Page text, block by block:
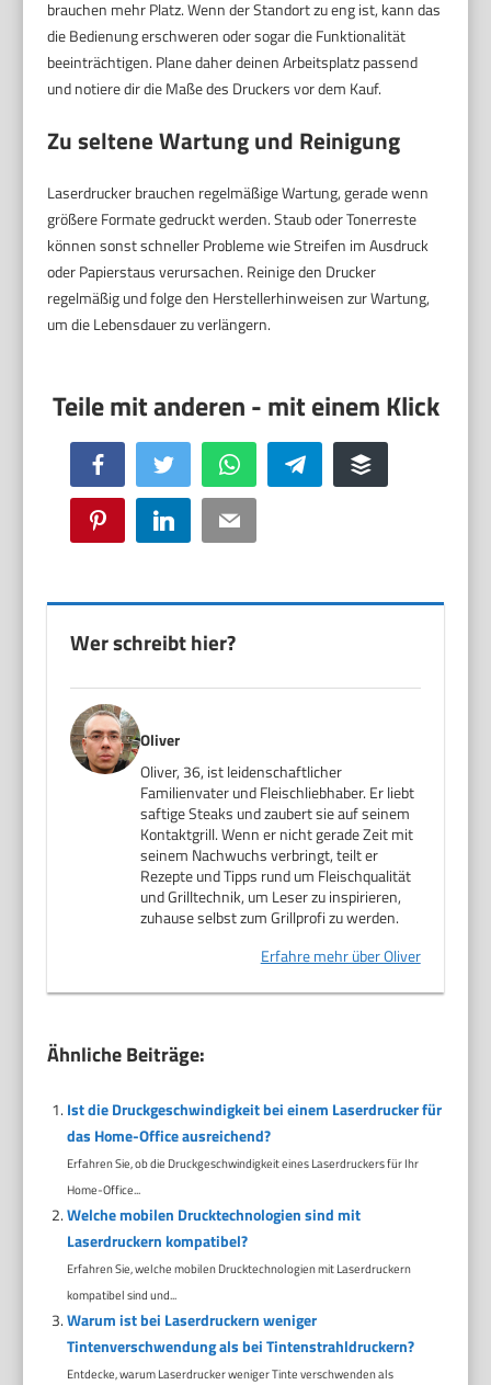
brauchen mehr Platz. Wenn der Standort zu eng ist, kann das
die Bedienung erschweren oder sogar die Funktionalität
beeinträchtigen. Plane daher deinen Arbeitsplatz passend
und notiere dir die Maße des Druckers vor dem Kauf.
Zu seltene Wartung und Reinigung
Laserdrucker brauchen regelmäßige Wartung, gerade wenn
größere Formate gedruckt werden. Staub oder Tonerreste
können sonst schneller Probleme wie Streifen im Ausdruck
oder Papierstaus verursachen. Reinige den Drucker
regelmäßig und folge den Herstellerhinweisen zur Wartung,
um die Lebensdauer zu verlängern.
Facebook Twitter WhatsApp Telegram Buffer
Pinterest LinkedIn Email
Wer schreibt hier?
Oliver
Oliver, 36, ist leidenschaftlicher
Familienvater und Fleischliebhaber. Er liebt
saftige Steaks und zaubert sie auf seinem
Kontaktgrill. Wenn er nicht gerade Zeit mit
seinem Nachwuchs verbringt, teilt er
Rezepte und Tipps rund um Fleischqualität
und Grilltechnik, um Leser zu inspirieren,
zuhause selbst zum Grillprofi zu werden.
Erfahre mehr über Oliver
Ähnliche Beiträge:
Ist die Druckgeschwindigkeit bei einem Laserdrucker für
das Home-Office ausreichend?
Erfahren Sie, ob die Druckgeschwindigkeit eines Laserdruckers für Ihr
Home-Office...
Welche mobilen Drucktechnologien sind mit
Laserdruckern kompatibel?
Erfahren Sie, welche mobilen Drucktechnologien mit Laserdruckern
kompatibel sind und...
Warum ist bei Laserdruckern weniger
Tintenverschwendung als bei Tintenstrahldruckern?
Entdecke, warum Laserdrucker weniger Tinte verschwenden als